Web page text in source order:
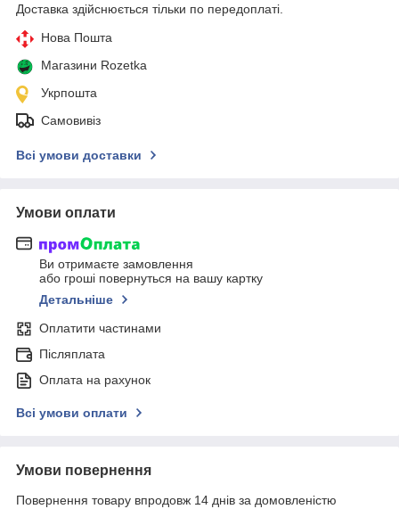
Доставка здійснюється тільки по передоплаті.
Нова Пошта
Магазини Rozetka
Укрпошта
Самовивіз
Всі умови доставки
Умови оплати
Ви отримаєте замовлення
або гроші повернуться на вашу картку
Детальніше
Оплатити частинами
Післяплата
Оплата на рахунок
Всі умови оплати
Умови повернення
Повернення товару впродовж 14 днів за домовленістю